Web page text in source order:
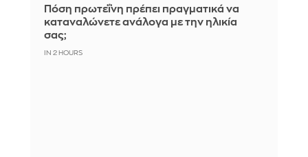
Πόση πρωτεΐνη πρέπει πραγματικά να
καταναλώνετε ανάλογα με την ηλικία
σας;
IN 2 HOURS